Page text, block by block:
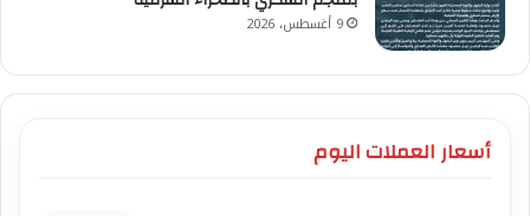
9 أغسطس، 2026
أسعار العملات اليوم